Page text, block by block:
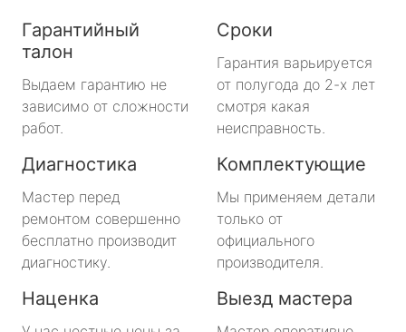
Гарантийный
талон
Выдаем гарантию не
зависимо от сложности
работ.
Сроки
Гарантия варьируется
от полугода до 2-х лет
смотря какая
неисправность.
Диагностика
Мастер перед
ремонтом совершенно
бесплатно производит
диагностику.
Комплектующие
Мы применяем детали
только от
официального
производителя.
Наценка Выезд мастера